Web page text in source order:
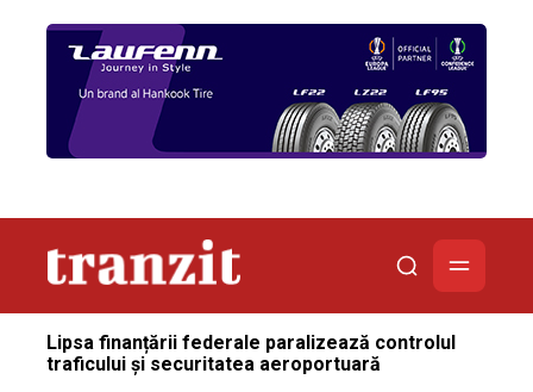
Lipsa finanțării federale paralizează controlul
traficului și securitatea aeroportuară